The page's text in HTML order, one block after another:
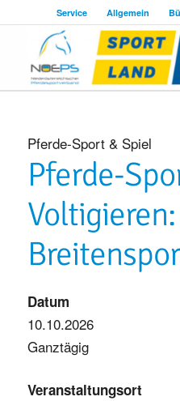
Service Allgemein
Pferde-Sport & Spiel
Pferde-
Voltigieren:
Datum
10.10.2026
Ganztägig
Veranstaltungsort